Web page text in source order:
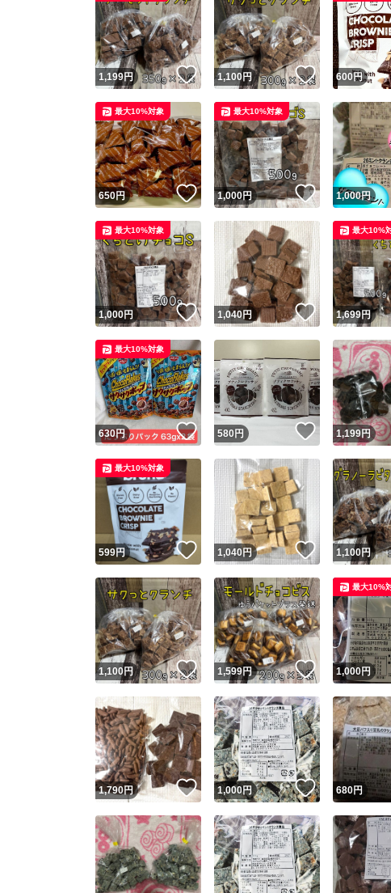
Yahoo!フリマ
安心取引出品者
安心取引
1,199円 いいね！
1,100円 いいね！
600円
650円 いいね！
最大10%対象
1,000円 いいね！
最大10%対象
1,000円
1,000円 いいね！
最大10%対象
1,040円 いいね！
1,699円
最大10%
630円 いいね！
最大10%対象
580円 いいね！
1,199円
599円 いいね！
最大10%対象
1,040円 いいね！
1,100円
1,100円 いいね！
1,599円 いいね！
1,000円
最大10%
1,790円 いいね！
1,000円 いいね！
680円